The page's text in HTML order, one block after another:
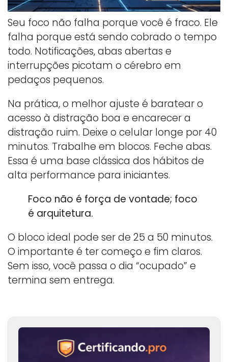
Seu foco não falha porque você é fraco. Ele
falha porque está sendo cobrado o tempo
todo. Notificações, abas abertas e
interrupções picotam o cérebro em
pedaços pequenos.
Na prática, o melhor ajuste é baratear o
acesso à distração boa e encarecer a
distração ruim. Deixe o celular longe por 40
minutos. Trabalhe em blocos. Feche abas.
Essa é uma base clássica dos hábitos de
alta performance para iniciantes.
Foco não é força de vontade; foco
é arquitetura.
O bloco ideal pode ser de 25 a 50 minutos.
O importante é ter começo e fim claros.
Sem isso, você passa o dia “ocupado” e
termina sem entrega.